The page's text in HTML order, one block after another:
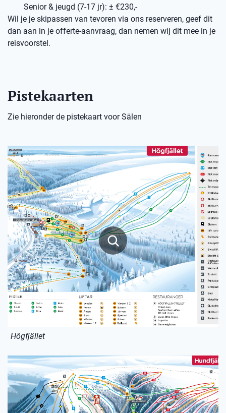
Senior & jeugd (7-17 jr): ± €230,-
Wil je je skipassen van tevoren via ons reserveren, geef dit
dan aan in je offerte-aanvraag, dan nemen wij dit mee in je
reisvoorstel.
Pistekaarten
Zie hieronder de pistekaart voor Sälen
Högfjället